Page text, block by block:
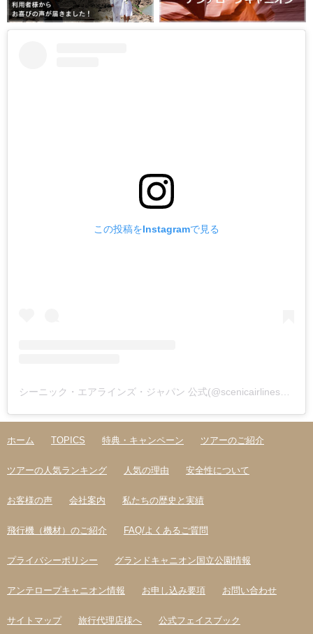
この投稿をInstagramで見る
ホーム TOPICS 特典・キャンペーン ツアーのご紹介
ツアーの人気ランキング 人気の理由 安全性について
お客様の声 会社案内 私たちの歴史と実績
飛行機（機材）のご紹介 FAQ/よくあるご質問
プライバシーポリシー グランドキャニオン国立公園情報
アンテロープキャニオン情報 お申し込み要項 お問い合わせ
サイトマップ 旅行代理店様へ 公式フェイスブック